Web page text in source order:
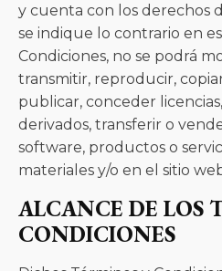
y cuenta con los derechos
se indique lo contrario en
Condiciones, no se podrá
transmitir, reproducir,
publicar, conceder
derivados, transferir o
software, productos o
materiales y/o en el sitio
ALCANCE DE LOS
CONDICIONES